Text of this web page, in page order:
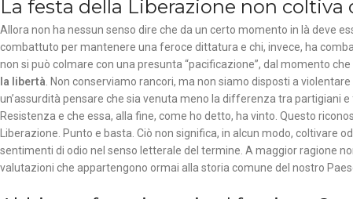
La festa della Liberazione non coltiva
Allora non ha nessun senso dire che da un certo momento in là deve
combattuto per mantenere una feroce dittatura e chi, invece, ha
non si può colmare con una presunta “pacificazione”, dal momento
la libertà. Non conserviamo rancori, ma non siamo disposti a
un’assurdità pensare che sia venuta meno la differenza tra partigiani
Resistenza e che essa, alla fine, come ho detto, ha vinto. Questo
Liberazione. Punto e basta. Ciò non significa, in alcun modo, coltivare
sentimenti di odio nel senso letterale del termine. A maggior ragione
valutazioni che appartengono ormai alla storia comune del nostro